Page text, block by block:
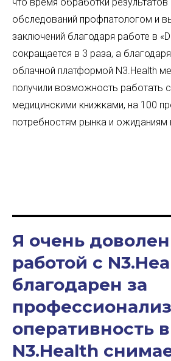
обследований профпатологом и
заключений благодаря работе в
сокращается в 3 раза, а
облачной платформой N3.Health
получили возможность работать
медицинскими книжками, на 100
потребностям рынка и ожиданиям
Я очень доволен
работой с
благодарен за
оперативность
N3.Health